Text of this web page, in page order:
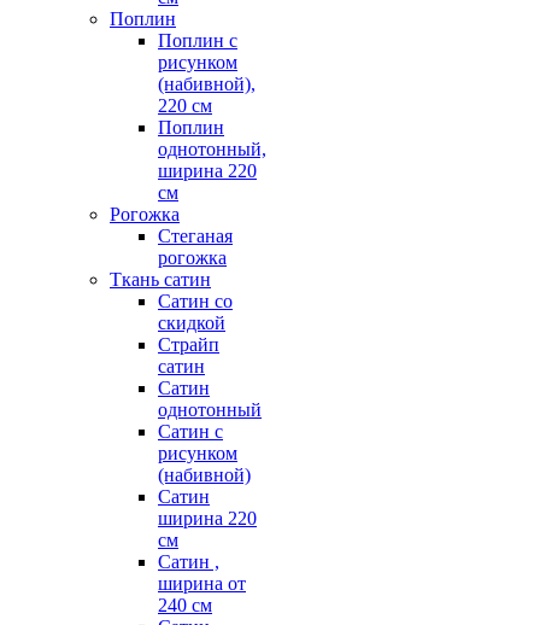
Поплин
Поплин с
рисунком
(набивной),
220 см
Поплин
однотонный,
ширина 220
см
Рогожка
Стеганая
рогожка
Ткань сатин
Сатин со
скидкой
Страйп
сатин
Сатин
однотонный
Сатин с
рисунком
(набивной)
Сатин
ширина 220
см
Сатин ,
ширина от
240 см